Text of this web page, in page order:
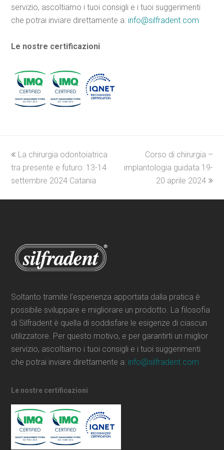
servizio, ascoltiamo i tuoi consigli e i tuoi suggerimenti
che potrai inviare direttamente a: info@silfradent.com
Le nostre certificazioni
previous
post:
La chirurgia odontoiatrica
tra presente e futuro: 13-14
settembre 2024 Catania
next
post:
Corso di chirurgia –
implantologia guidata 19-
20 aprile 2024
Soltanto tramite l’esperienza apportata dalla pratica è
possibile sviluppare e migliorare un prodotto. La filosofia
di Silfradent è quella di soddisfare le esigenze di ciascun
utilizzatore. Per questo motivo, e per garantirti un miglior
servizio, ascoltiamo i tuoi consigli e i tuoi suggerimenti
che potrai inviare direttamente a: info@silfradent.com
Le nostre certificazioni